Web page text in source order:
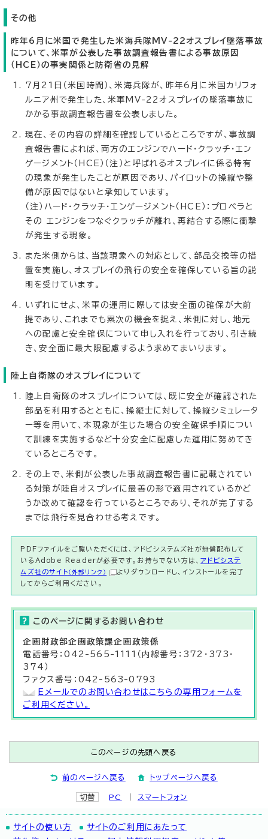
その他
昨年6月に米国で発生した米海兵隊MV-22オスプレイ墜落事故
について、米軍が公表した事故調査報告書による事故原因
（HCE）の事実関係と防衛省の見解
7月21日（米国時間）、米海兵隊が、昨年6月に米国カリフォ
ルニア州で発生した、米軍MV-22オスプレイの墜落事故に
かかる事故調査報告書を公表しました。
現在、その内容の詳細を確認しているところですが、事故調
査報告書によれば、両方のエンジンでハード・クラッチ・エン
ゲージメント（HCE）（注）と呼ばれるオスプレイに係る特有
の現象が発生したことが原因であり、パイロットの操縦や整
備が原因ではないと承知しています。
（注）ハード・クラッチ・エンゲージメント（HCE）：プロペラと
その エンジンをつなぐクラッチが離れ、再結合する際に衝撃
が発生する現象。
また米側からは、当該現象への対応として、部品交換等の措
置を実施し、オスプレイの飛行の安全を確保している旨の説
明を受けています。
いずれにせよ、米軍の運用に際しては安全面の確保が大前
提であり、これまでも累次の機会を捉え、米側に対し、地元
への配慮と安全確保について申し入れを行っており、引き続
き、安全面に最大限配慮するよう求めてまいります。
陸上自衛隊のオスプレイについて
陸上自衛隊のオスプレイについては、既に安全が確認された
部品を利用するとともに、操縦士に対して、操縦シミュレータ
ー等を用いて、本現象が生じた場合の安全確保手順につい
て訓練を実施するなど十分安全に配慮した運用に努めてき
ているところです。
その上で、米側が公表した事故調査報告書に記載されてい
る対策が陸自オスプレイに最善の形で適用されているかど
うか改めて確認を行っているところであり、それが完了する
までは飛行を見合わせる考えです。
PDFファイルをご覧いただくには、アドビシステムズ社が無償配布して
いるAdobe Readerが必要です。お持ちでない方は、アドビシステ
ムズ社のサイト （外部リンク）
よりダウンロードし、インストールを完了
してからご利用ください。
このページに関する お問い合わせ
企画財政部企画政策課企画政策係
電話番号：042-565-1111（内線番号：372・373・
374）
ファクス番号：042-563-0793
Eメールでのお問い合わせはこちらの専用フォームを
ご利用ください。
このページの先頭へ戻る
前のページへ戻る トップページへ戻る
切替 PC スマートフォン
サイトの使い方
サイトのご利用にあたって